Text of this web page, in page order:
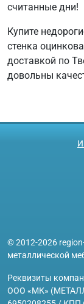
считанные дни!
Купите
стенка
доставкой по
довольны
© 2012-2026
металлической
Реквизиты
ООО «МК»